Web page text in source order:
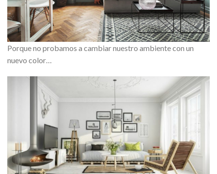
Porque no probamos a cambiar nuestro ambiente con un
nuevo color…